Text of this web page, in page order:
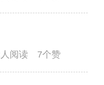
人阅读 7个赞